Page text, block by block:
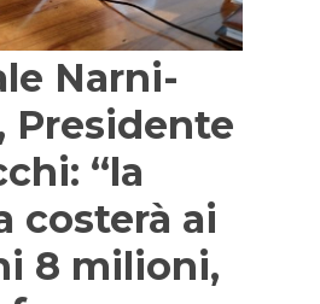
Narni-
Presidente
“la
costerà ai
8 milioni,